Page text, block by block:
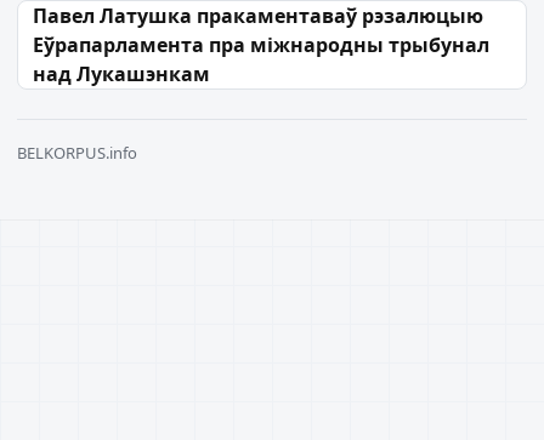
Павел Латушка пракаментаваў рэзалюцыю
Еўрапарламента пра міжнародны трыбунал
над Лукашэнкам
BELKORPUS.info